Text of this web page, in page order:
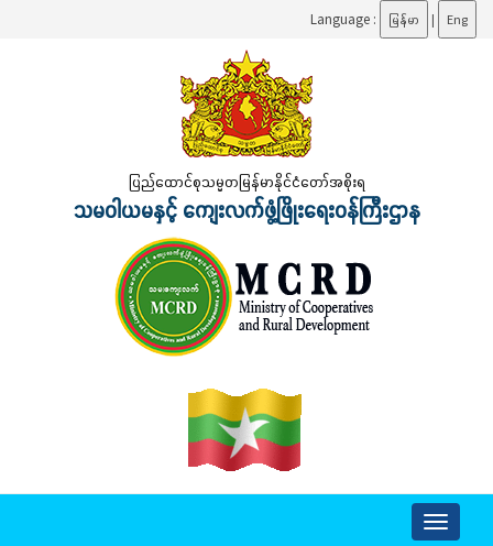
Language : မြန်မာ | Eng
ပြည်ထောင်စုသမ္မတမြန်မာနိုင်ငံတော်အစိုးရ
သမဝါယမနှင့် ကျေးလက်ဖွံ့ဖြိုးရေးဝန်ကြီးဌာန
Toggle